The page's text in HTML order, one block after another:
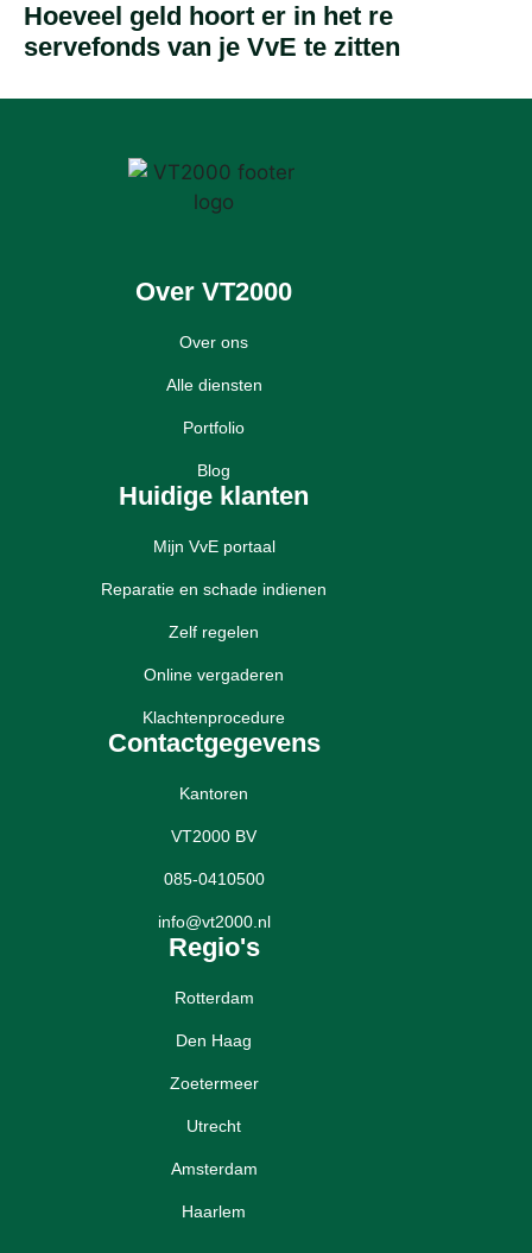
Hoeveel geld hoort er in het re
servefonds van je VvE te zitten
Over VT2000
Over ons
Alle diensten
Portfolio
Blog
Huidige klanten
Mijn VvE portaal
Reparatie en schade indienen
Zelf regelen
Online vergaderen
Klachtenprocedure
Contactgegevens
Kantoren
VT2000 BV
085-0410500
info@vt2000.nl
Regio's
Rotterdam
Den Haag
Zoetermeer
Utrecht
Amsterdam
Haarlem